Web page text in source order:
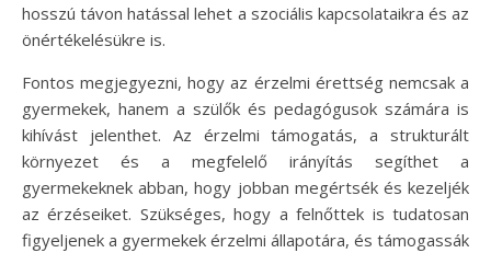
hosszú távon hatással lehet a szociális kapcsolataikra és az
önértékelésükre is.
Fontos megjegyezni, hogy az érzelmi érettség nemcsak a
gyermekek, hanem a szülők és pedagógusok számára is
kihívást jelenthet. Az érzelmi támogatás, a strukturált
környezet és a megfelelő irányítás segíthet a
gyermekeknek abban, hogy jobban megértsék és kezeljék
az érzéseiket. Szükséges, hogy a felnőttek is tudatosan
figyeljenek a gyermekek érzelmi állapotára, és támogassák